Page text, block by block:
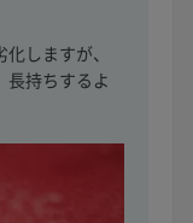
しますが、
長持ちするよ